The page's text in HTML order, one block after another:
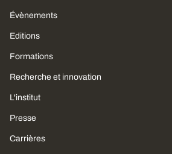
Évènements
Editions
Formations
Recherche et innovation
L'institut
Presse
Carrières